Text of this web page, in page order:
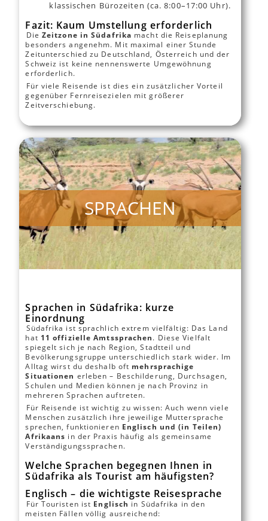
klassischen Bürozeiten (ca. 8:00–17:00 Uhr).
Fazit: Kaum Umstellung erforderlich
Die Zeitzone in Südafrika macht die Reiseplanung
besonders angenehm. Mit maximal einer Stunde
Zeitunterschied zu Deutschland, Österreich und der
Schweiz ist keine nennenswerte Umgewöhnung
erforderlich.
Für viele Reisende ist dies ein zusätzlicher Vorteil
gegenüber Fernreisezielen mit größerer
Zeitverschiebung.
SPRACHEN
Sprachen in Südafrika: kurze
Einordnung
Südafrika ist sprachlich extrem vielfältig: Das Land
hat 11 offizielle Amtssprachen. Diese Vielfalt
spiegelt sich je nach Region, Stadtteil und
Bevölkerungsgruppe unterschiedlich stark wider. Im
Alltag wirst du deshalb oft mehrsprachige
Situationen erleben – Beschilderung, Durchsagen,
Schulen und Medien können je nach Provinz in
mehreren Sprachen auftreten.
Für Reisende ist wichtig zu wissen: Auch wenn viele
Menschen zusätzlich ihre jeweilige Muttersprache
sprechen, funktionieren Englisch und (in Teilen)
Afrikaans in der Praxis häufig als gemeinsame
Verständigungssprachen.
Welche Sprachen begegnen Ihnen in
Südafrika als Tourist am häufigsten?
Englisch – die wichtigste Reisesprache
Für Touristen ist Englisch in Südafrika in den
meisten Fällen völlig ausreichend: